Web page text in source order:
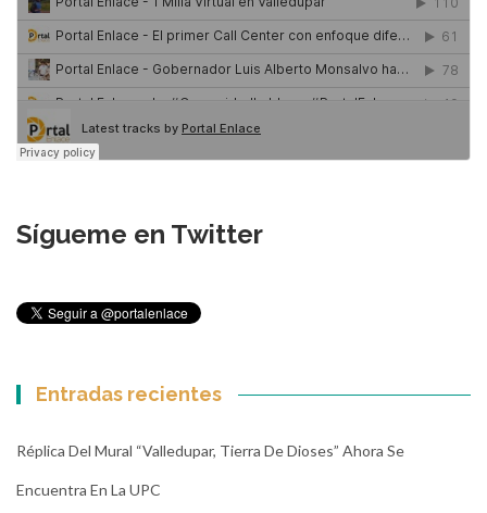
Sígueme en Twitter
Entradas recientes
Réplica Del Mural “Valledupar, Tierra De Dioses” Ahora Se
Encuentra En La UPC